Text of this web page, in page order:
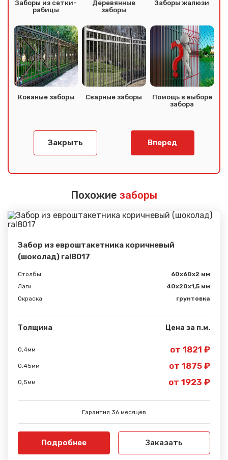
Заборы из сетки-
рабицы
Деревянные
заборы
Заборы жалюзи
Кованые заборы Сварные заборы
Помощь в выборе
забора
Закрыть Вперед
Похожие заборы
Забор из евроштакетника коричневый
(шоколад) ral8017
Столбы
60х60х2 мм
Лаги
40х20х1,5 мм
Окраска
грунтовка
Толщина Цена за п.м.
0,4мм от 1821 ₽
0,45мм от 1875 ₽
0,5мм от 1923 ₽
Гарантия 36 месяцев
Подробнее Заказать